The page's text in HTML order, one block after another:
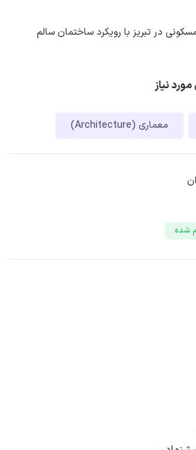
در تبریز با رویکرد ساختمان سالم
نیاز
معماری (Architecture)
شده